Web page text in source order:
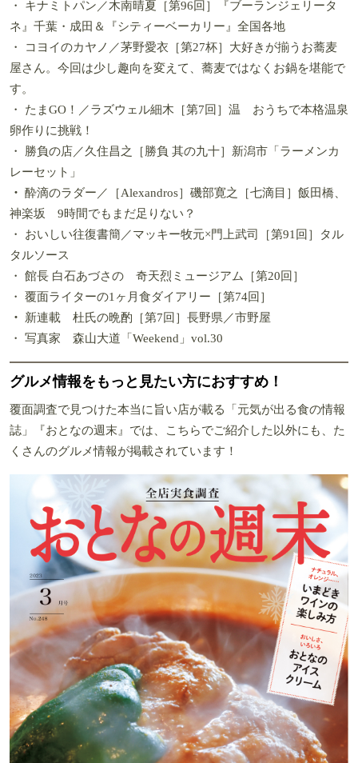
・ キナミトパン／木南晴夏［第96回］『ブーランジェリータ
ネ』千葉・成田＆『シティーベーカリー』全国各地
・ コヨイのカヤノ／茅野愛衣［第27杯］大好きが揃うお蕎麦
屋さん。今回は少し趣向を変えて、蕎麦ではなくお鍋を堪能で
す。
・ たまGO！／ラズウェル細木［第7回］温 おうちで本格温泉
卵作りに挑戦！
・ 勝負の店／久住昌之［勝負 其の九十］新潟市「ラーメンカ
レーセット」
・ 酔滴のラダー／［Alexandros］磯部寛之［七滴目］飯田橋、
神楽坂 9時間でもまだ足りない？
・ おいしい往復書簡／マッキー牧元×門上武司［第91回］タル
タルソース
・ 館長 白石あづさの 奇天烈ミュージアム［第20回］
・ 覆面ライターの1ヶ月食ダイアリー［第74回］
・ 新連載 杜氏の晩酌［第7回］長野県／市野屋
・ 写真家 森山大道「Weekend」vol.30
グルメ情報をもっと見たい方におすすめ！
覆面調査で見つけた本当に旨い店が載る「元気が出る食の情報
誌」『おとなの週末』では、こちらでご紹介した以外にも、た
くさんのグルメ情報が掲載されています！